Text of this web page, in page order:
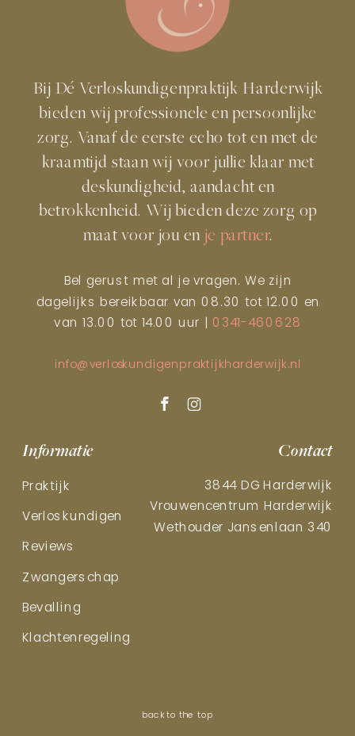
back to the top
Contact
Klachtenregeling
Bevalling
Zwangerschap
Reviews
Verloskundigen
Praktijk
Informatie
Bij Dé Verloskundigenpraktijk Harderwijk
bieden wij professionele en persoonlijke
zorg. Vanaf de eerste echo tot en met de
kraamtijd staan wij voor jullie klaar met
deskundigheid, aandacht en
betrokkenheid. Wij bieden deze zorg op
maat voor jou en je partner.
Bel gerust met al je vragen. We zijn
dagelijks bereikbaar van 08.30 tot 12.00 en
van 13.00 tot 14.00 uur | 0341-460628
3844 DG Harderwijk
Vrouwencentrum Harderwijk
Wethouder Jansenlaan 340
info@verloskundigenpraktijkharderwijk.nl